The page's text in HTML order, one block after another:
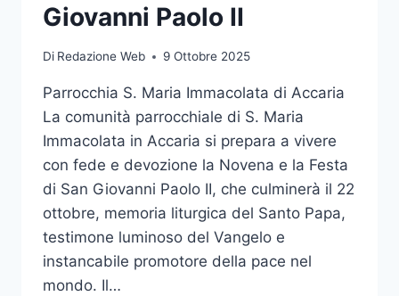
Giovanni Paolo II
Di Redazione Web 9 Ottobre 2025
Parrocchia S. Maria Immacolata di Accaria
La comunità parrocchiale di S. Maria
Immacolata in Accaria si prepara a vivere
con fede e devozione la Novena e la Festa
di San Giovanni Paolo II, che culminerà il 22
ottobre, memoria liturgica del Santo Papa,
testimone luminoso del Vangelo e
instancabile promotore della pace nel
mondo. Il…